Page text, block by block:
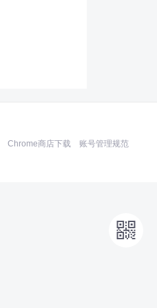

Chrome商店下载
账号管理规范